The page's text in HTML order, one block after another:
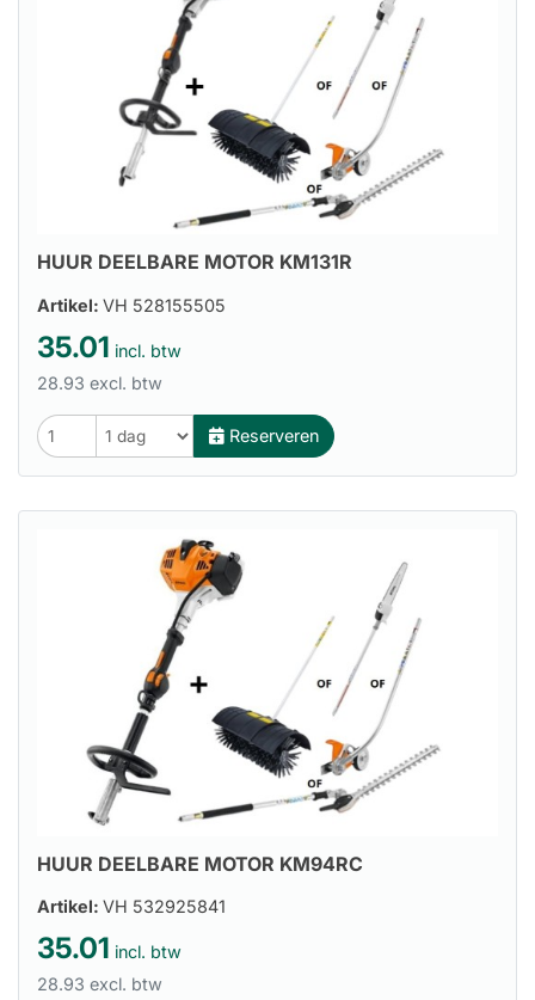
HUUR DEELBARE MOTOR KM131R
Artikel: VH 528155505
35.01 incl. btw
28.93 excl. btw
Reserveren
HUUR DEELBARE MOTOR KM94RC
Artikel: VH 532925841
35.01 incl. btw
28.93 excl. btw